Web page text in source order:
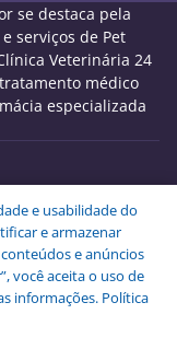
se destaca pela
serviços de Pet
Veterinária 24
médico
especializada
- Rebouças -
040.
Rações LTDA -
e usabilidade do
e armazenar
e anúncios
você aceita o uso de
informações. Política